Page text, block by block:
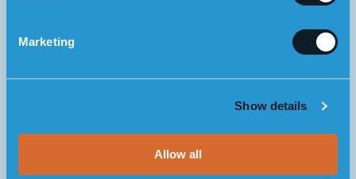
Marketing
Show details
Allow all